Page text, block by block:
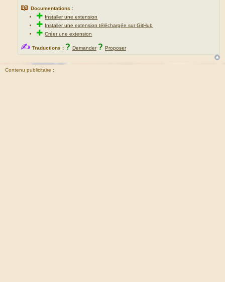
📖 Documentations :
✚ Installer une extension
✚ Installer une extension téléchargée sur GitHub
✚Créer une extension
✍ Traductions : ? Demander ? Proposer
Contenu publicitaire :